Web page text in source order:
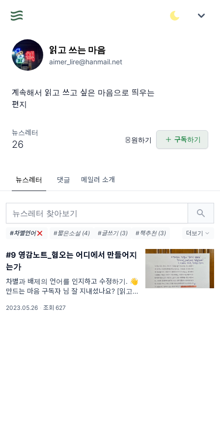
읽고 쓰는 마음
aimer_lire@hanmail.net
계속해서 읽고 쓰고 싶은 마음으로 띄우는
편지
뉴스레터
26 응원하기 구독하기
뉴스레터 댓글 메일러 소개
#차별언어 #짧은소설 (4) #글쓰기 (3)
#책추천 (3)
더보기
#9 영감노트_혐오는 어디에서 만들어지
는가
차별과 배제의 언어를 인지하고 수정하기. 👋
만드는 마음 구독자 님 잘 지내셨나요? [읽고
습니다. 실은 저는 본업에 너무 바빠서 2주간의
2023.05.26 · 조회 627